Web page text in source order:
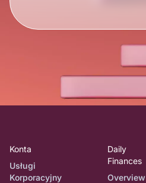
Konta
Usługi
Korporacyjny
Daily
Finances
Overview